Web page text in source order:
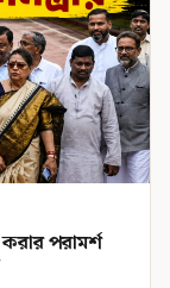
পরামর্শ